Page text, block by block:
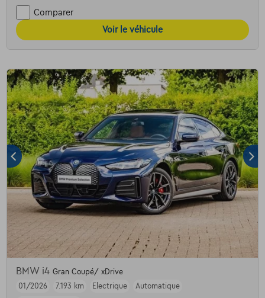
Comparer
Voir le véhicule
BMW i4 Gran Coupé/ xDrive
01/2026
7.193 km Electrique
Automatique